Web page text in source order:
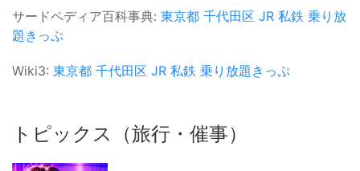
サードペディア百科事典: 東京都 千代田区 JR 私鉄 乗り放
題きっぷ
Wiki3: 東京都 千代田区 JR 私鉄 乗り放題きっぷ
トピックス（旅行・催事）